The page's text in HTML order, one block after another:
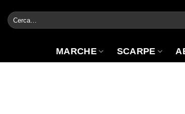
contenuti
Cerca:
MARCHE SCARPE